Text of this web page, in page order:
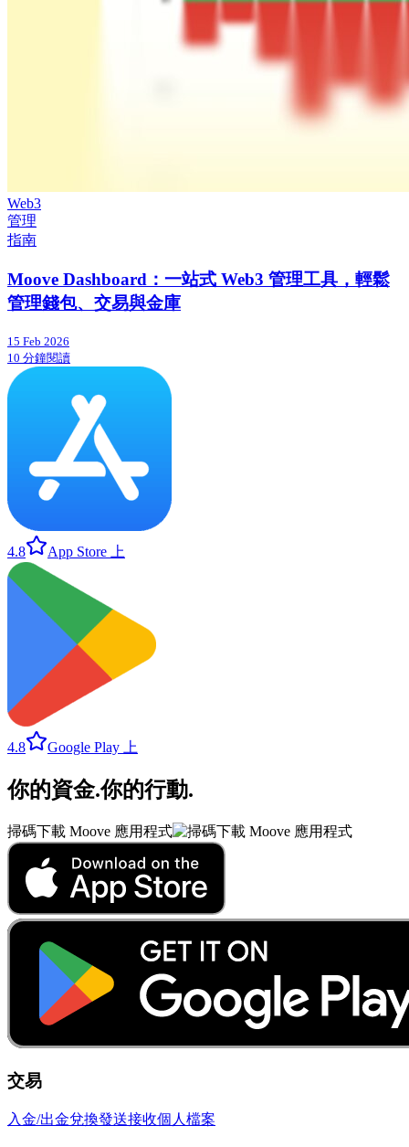
Web3
管理
指南
Moove Dashboard：一站式 Web3 管理工具，輕鬆
管理錢包、交易與金庫
15 Feb 2026
10 分鐘閱讀
4.8 App Store 上
4.8 Google Play 上
你的資金.你的行動.
掃碼下載 Moove 應用程式
交易
入金/出金兌換發送接收個人檔案